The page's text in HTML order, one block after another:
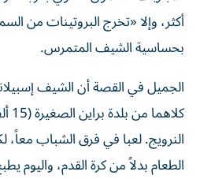
أكثر، وإلا «تخرج البروتينات من
بحساسية الشيف المتمرس.
الجميل في القصة أن الشيف
النرويج. لعبا في فرق الشباب معاً،
الطعام بدلاً من كرة القدم، واليوم